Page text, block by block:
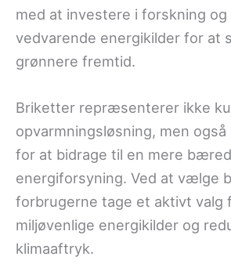
med at investere i forskning og
vedvarende energikilder for at
grønnere fremtid.
Briketter repræsenterer ikke
opvarmningsløsning, men også
for at bidrage til en mere
energiforsyning. Ved at vælge
forbrugerne tage et aktivt valg
miljøvenlige energikilder og
klimaaftryk.